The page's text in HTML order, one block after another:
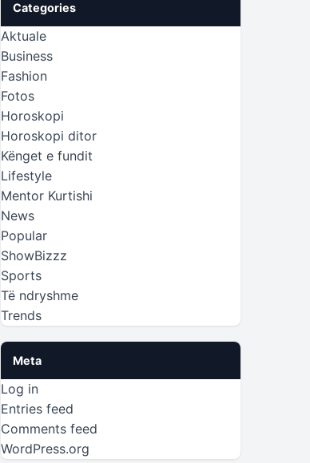
Categories
Aktuale
Business
Fashion
Fotos
Horoskopi
Horoskopi ditor
Kënget e fundit
Lifestyle
Mentor Kurtishi
News
Popular
ShowBizzz
Sports
Të ndryshme
Trends
Meta
Log in
Entries feed
Comments feed
WordPress.org